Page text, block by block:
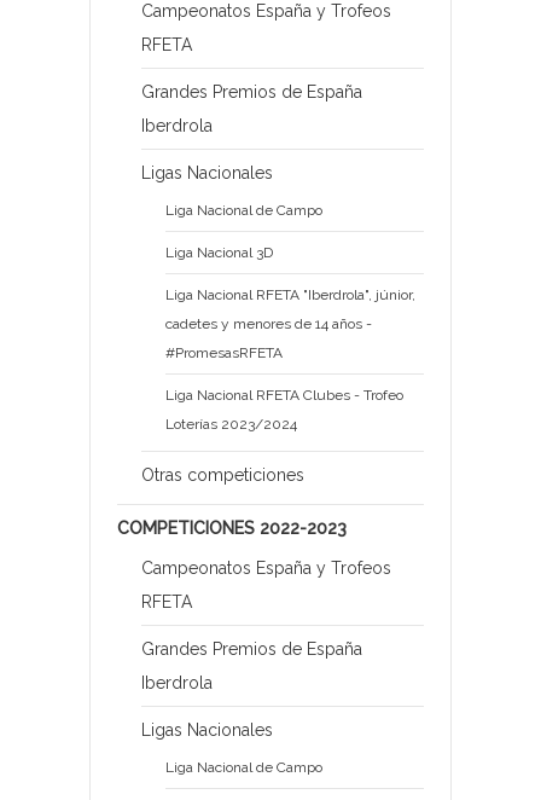
Campeonatos España y Trofeos
RFETA
Grandes Premios de España
Iberdrola
Ligas Nacionales
Liga Nacional de Campo
Liga Nacional 3D
Liga Nacional RFETA "Iberdrola", júnior,
cadetes y menores de 14 años -
#PromesasRFETA
Liga Nacional RFETA Clubes - Trofeo
Loterías 2023/2024
Otras competiciones
COMPETICIONES 2022-2023
Campeonatos España y Trofeos
RFETA
Grandes Premios de España
Iberdrola
Ligas Nacionales
Liga Nacional de Campo